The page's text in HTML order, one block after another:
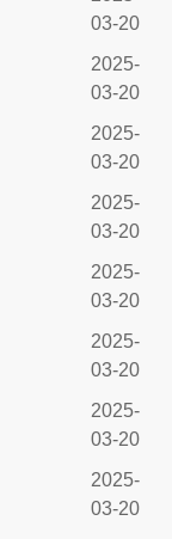
03-20
2025-
03-20
2025-
03-20
2025-
03-20
2025-
03-20
2025-
03-20
2025-
03-20
2025-
03-20